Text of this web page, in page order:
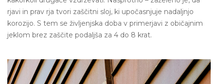
rjavi in prav rja tvori zaščitni sloj, ki upočasnjuje nadaljnjo
korozijo. S tem se življenjska doba v primerjavi z običajnim
jeklom brez zaščite podaljša za 4 do 8 krat.